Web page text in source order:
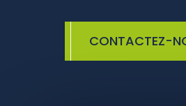
CONTACTEZ-